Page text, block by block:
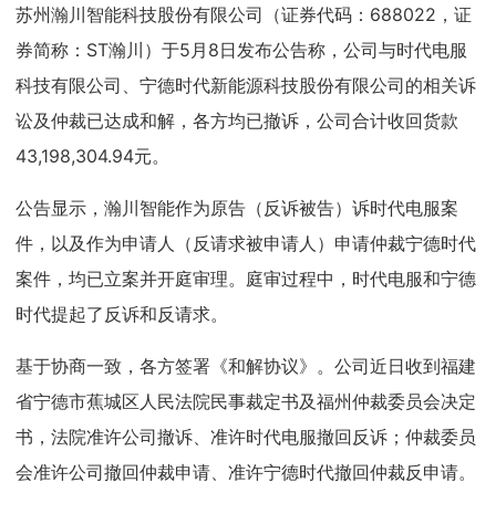
苏州瀚川智能科技股份有限公司（证券代码：688022，证
券简称：ST瀚川）于5月8日发布公告称，公司与时代电服
科技有限公司、宁德时代新能源科技股份有限公司的相关诉
讼及仲裁已达成和解，各方均已撤诉，公司合计收回货款
43,198,304.94元。
公告显示，瀚川智能作为原告（反诉被告）诉时代电服案
件，以及作为申请人（反请求被申请人）申请仲裁宁德时代
案件，均已立案并开庭审理。庭审过程中，时代电服和宁德
时代提起了反诉和反请求。
基于协商一致，各方签署《和解协议》。公司近日收到福建
省宁德市蕉城区人民法院民事裁定书及福州仲裁委员会决定
书，法院准许公司撤诉、准许时代电服撤回反诉；仲裁委员
会准许公司撤回仲裁申请、准许宁德时代撤回仲裁反申请。